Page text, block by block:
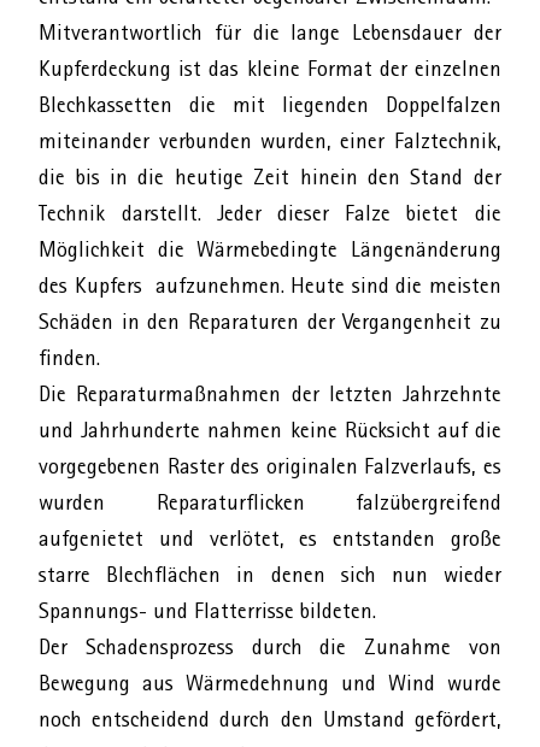
Mitverantwortlich für die lange Lebensdauer der
Kupferdeckung ist das kleine Format der einzelnen
Blechkassetten die mit liegenden Doppelfalzen
miteinander verbunden wurden, einer Falztechnik,
die bis in die heutige Zeit hinein den Stand der
Technik darstellt. Jeder dieser Falze bietet die
Möglichkeit die Wärmebedingte Längenänderung
des Kupfers aufzunehmen. Heute sind die meisten
Schäden in den Reparaturen der Vergangenheit zu
finden.
Die Reparaturmaßnahmen der letzten Jahrzehnte
und Jahrhunderte nahmen keine Rücksicht auf die
vorgegebenen Raster des originalen Falzverlaufs, es
wurden Reparaturflicken falzübergreifend
aufgenietet und verlötet, es entstanden große
starre Blechflächen in denen sich nun wieder
Spannungs- und Flatterrisse bildeten.
Der Schadensprozess durch die Zunahme von
Bewegung aus Wärmedehnung und Wind wurde
noch entscheidend durch den Umstand gefördert,